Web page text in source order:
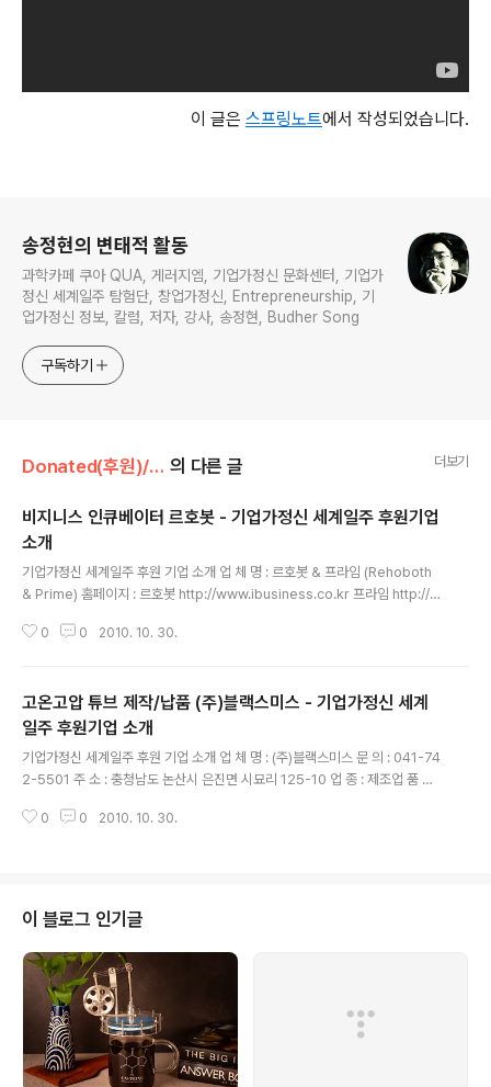
이 글은 스프링노트에서 작성되었습니다.
송정현의 변태적 활동
과학카페 쿠아 QUA, 게러지엠, 기업가정신 문화센터, 기업가
정신 세계일주 탐험단, 창업가정신, Entrepreneurship, 기
업가정신 정보, 칼럼, 저자, 강사, 송정현, Budher Song
구독하기
Donated(후원)/후원기업 의 다른 글 더보기
비지니스 인큐베이터 르호봇 - 기업가정신 세계일주 후원기업
소개
기업가정신 세계일주 후원 기업 소개 업 체 명 : 르호봇 & 프라임 (Rehoboth
& Prime) 홈페이지 : 르호봇 http://www.ibusiness.co.kr 프라임 http://w
컨설팅, 서비스 회사소개 : 고품격 소호 사무실 비지니스 센터(전국 19개 센터,
할 수 있으며, 네트워크 커뮤니티 내에서 다양한 입주사들간의 효율적인 정보와
아웃소싱의 교류를 통하여 비용절감과 함께 사업의 성공 가능성을 대폭 향상시
킨 소호형 비지니스 인큐베이터..
0 0 2010. 10. 30.
고온고압 튜브 제작/납품 (주)블랙스미스 - 기업가정신 세계
일주 후원기업 소개
기업가정신 세계일주 후원 기업 소개 업 체 명 : (주)블랙스미스 문 의 : 041-74
2-5501 주 소 : 충청남도 논산시 은진면 시묘리 125-10 업 종 : 제조업 품 목 :
0 0 2010. 10. 30.
이 블로그 인기글